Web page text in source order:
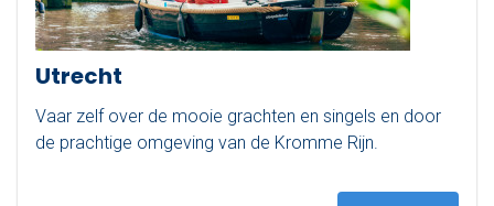
Utrecht
Vaar zelf over de mooie grachten en singels en door
de prachtige omgeving van de Kromme Rijn.